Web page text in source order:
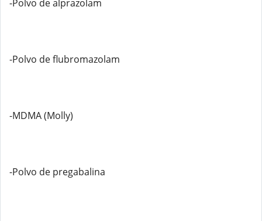
-Polvo de alprazolam
-Polvo de flubromazolam
-MDMA (Molly)
-Polvo de pregabalina